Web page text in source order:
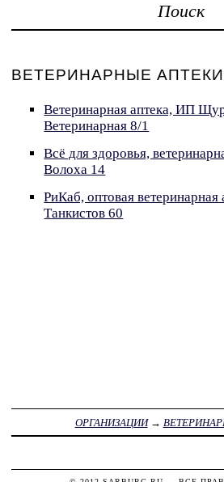
Поиск
ВЕТЕРИНАРНЫЕ АПТЕКИ
Ветеринарная аптека, ИП
Ветеринарная 8/1
Всё для здоровья,
Волоха 14
РиКаб, оптовая
Танкистов 60
ОРГАНИЗАЦИИ→